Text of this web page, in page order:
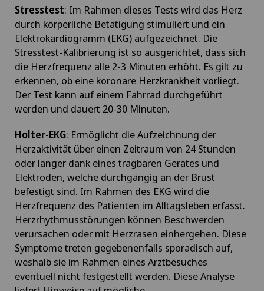
Stresstest: Im Rahmen dieses Tests wird das Herz
durch körperliche Betätigung stimuliert und ein
Elektrokardiogramm (EKG) aufgezeichnet. Die
Stresstest-Kalibrierung ist so ausgerichtet, dass sich
die Herzfrequenz alle 2-3 Minuten erhöht. Es gilt zu
erkennen, ob eine koronare Herzkrankheit vorliegt.
Der Test kann auf einem Fahrrad durchgeführt
werden und dauert 20-30 Minuten.
Holter-EKG: Ermöglicht die Aufzeichnung der
Herzaktivität über einen Zeitraum von 24 Stunden
oder länger dank eines tragbaren Gerätes und
Elektroden, welche durchgängig an der Brust
befestigt sind. Im Rahmen des EKG wird die
Herzfrequenz des Patienten im Alltagsleben erfasst.
Herzrhythmusstörungen können Beschwerden
verursachen oder mit Herzrasen einhergehen. Diese
Symptome treten gegebenenfalls sporadisch auf,
weshalb sie im Rahmen eines Arztbesuches
eventuell nicht festgestellt werden. Diese Analyse